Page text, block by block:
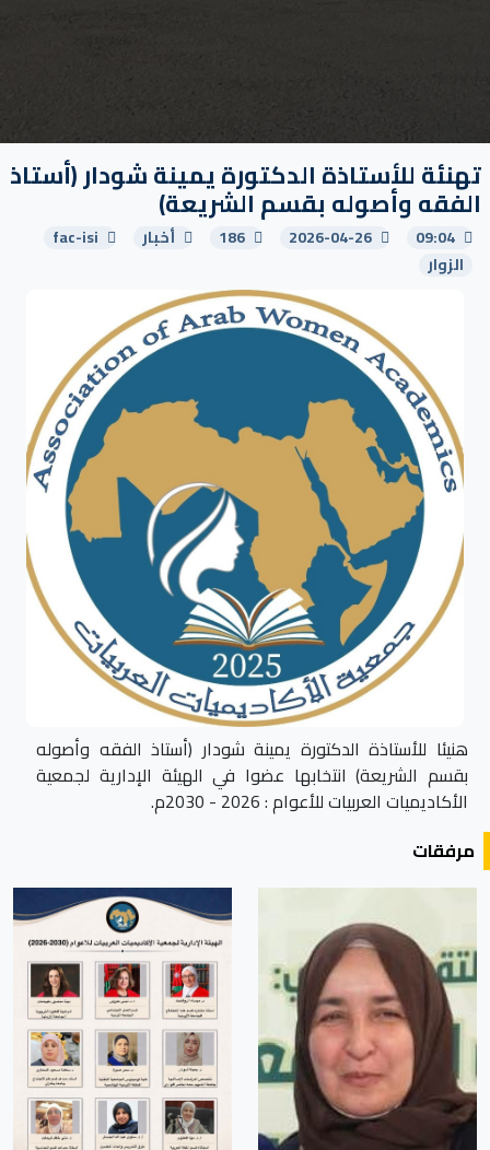
تهنئة للأستاذة الدكتورة يمينة شودار (أستاذ
الفقه وأصوله بقسم الشريعة)
09:04
2026-04-26
186 أخبار
fac-isi
الزوار
هنيئا للأستاذة الدكتورة يمينة شودار (أستاذ الفقه وأصوله
بقسم الشريعة) انتخابها عضوا في الهيئة الإدارية لجمعية
الأكاديميات العربيات للأعوام : 2026 - 2030م.
مرفقات